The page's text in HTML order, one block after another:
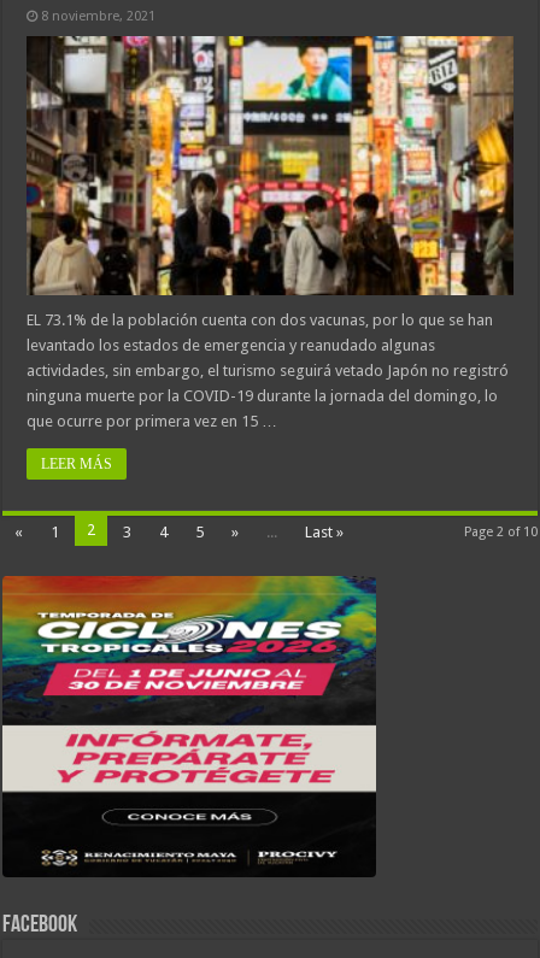
8 noviembre, 2021
EL 73.1% de la población cuenta con dos vacunas, por lo que se han
levantado los estados de emergencia y reanudado algunas
actividades, sin embargo, el turismo seguirá vetado Japón no registró
ninguna muerte por la COVID-19 durante la jornada del domingo, lo
que ocurre por primera vez en 15 …
LEER MÁS
Page 2 of 10
« 1 2 3 4 5 » ... Last »
FACEBOOK